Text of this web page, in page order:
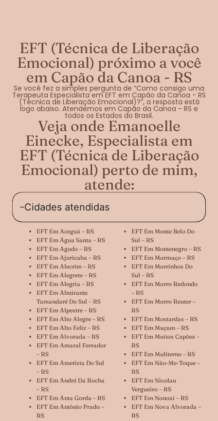
EFT (Técnica de Liberação
Emocional) próximo a você
em Capão da Canoa - RS
Se você fez a simples pergunta de “Como consigo uma
Terapeuta Especialista em EFT em Capão da Canoa - RS
(Técnica de Liberação Emocional)?”, a resposta está
logo abaixo. Atendemos em Capão da Canoa - RS e
todos os Estados do Brasil.
Veja onde Emanoelle
Einecke, Especialista em
EFT (Técnica de Liberação
Emocional) perto de mim,
atende:
Cidades atendidas
EFT Em Aceguá – RS
EFT Em Água Santa – RS
EFT Em Agudo – RS
EFT Em Ajuricaba – RS
EFT Em Alecrim – RS
EFT Em Alegrete – RS
EFT Em Alegria – RS
EFT Em Almirante
Tamandaré Do Sul – RS
EFT Em Alpestre – RS
EFT Em Alto Alegre – RS
EFT Em Alto Feliz – RS
EFT Em Alvorada – RS
EFT Em Amaral Ferrador
– RS
EFT Em Ametista Do Sul
– RS
EFT Em André Da Rocha
– RS
EFT Em Anta Gorda – RS
EFT Em Antônio Prado –
RS
EFT Em Monte Belo Do
Sul – RS
EFT Em Montenegro – RS
EFT Em Mormaço – RS
EFT Em Morrinhos Do
Sul – RS
EFT Em Morro Redondo
– RS
EFT Em Morro Reuter –
RS
EFT Em Mostardas – RS
EFT Em Muçum – RS
EFT Em Muitos Capões –
RS
EFT Em Muliterno – RS
EFT Em Não-Me-Toque –
RS
EFT Em Nicolau
Vergueiro – RS
EFT Em Nonoai – RS
EFT Em Nova Alvorada –
RS